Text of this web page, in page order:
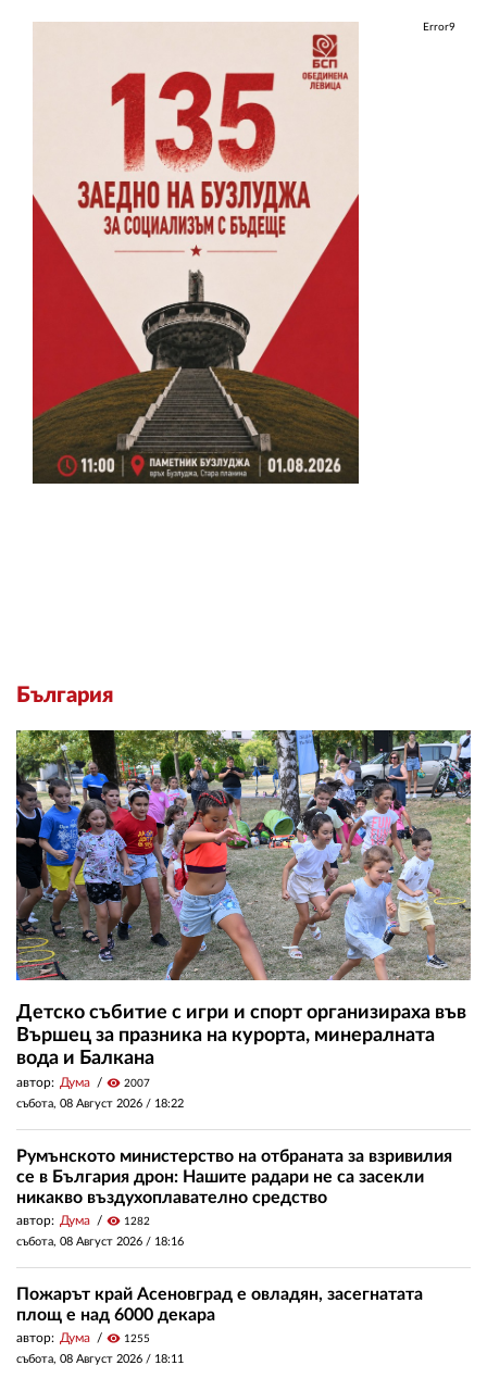
Error9
България
Детско събитие с игри и спорт организираха във
Вършец за празника на курорта, минералната
вода и Балкана
автор: Дума visibility 2007
събота, 08 Август 2026 / 18:22
Румънското министерство на отбраната за взривилия
се в България дрон: Нашите радари не са засекли
никакво въздухоплавателно средство
автор: Дума visibility 1282
събота, 08 Август 2026 / 18:16
Пожарът край Асеновград е овладян, засегнатата
площ е над 6000 декара
автор: Дума visibility 1255
събота, 08 Август 2026 / 18:11